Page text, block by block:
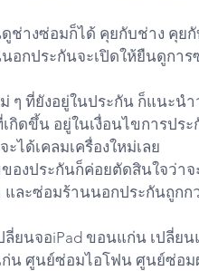
ช่างซ่อมก็ได้ คุยกับช่าง คุย
อกประกันจะเปิดให้ยืนดูการ
ๆ ที่ยังอยู่ในประกัน ก็แนะ
กิดขึ้น อยู่ในเงื่อนไขการปร
ะได้เคลมเครื่องใหม่เลย
ของประกันก็ค่อยตัดสินใจว่
ละซ่อมร้านนอกประกันถูกก
ปลี่ยนจอiPad ขอนแก่น เปลี่
ก่น ศูนย์ซ่อมไอโฟน ศูนย์ซ่อ